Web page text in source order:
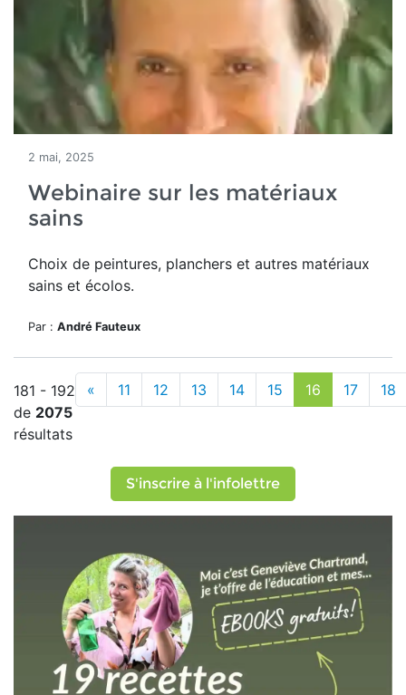
2 mai, 2025
Webinaire sur les matériaux
sains
Choix de peintures, planchers et autres matériaux
sains et écolos.
Par : André Fauteux
181 - 192
de 2075
résultats
« 11 12 13 14 15 16 17 18
S'inscrire à l'infolettre